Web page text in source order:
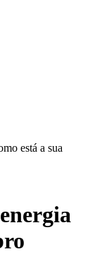
está a sua